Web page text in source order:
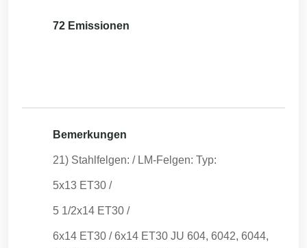
72 Emissionen
Bemerkungen
21) Stahlfelgen: / LM-Felgen: Typ:
5x13 ET30 /
5 1/2x14 ET30 /
6x14 ET30 / 6x14 ET30 JU 604, 6042, 6044,